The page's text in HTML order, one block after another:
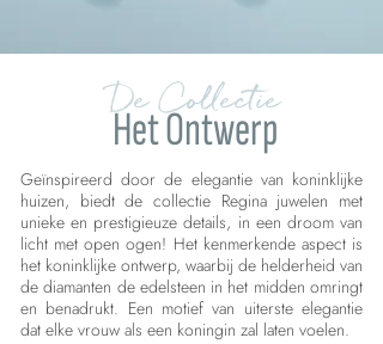
De Collectie
Het Ontwerp
Geïnspireerd door de elegantie van koninklijke
huizen, biedt de collectie Regina juwelen met
unieke en prestigieuze details, in een droom van
licht met open ogen! Het kenmerkende aspect is
het koninklijke ontwerp, waarbij de helderheid van
de diamanten de edelsteen in het midden omringt
en benadrukt. Een motief van uiterste elegantie
dat elke vrouw als een koningin zal laten voelen.